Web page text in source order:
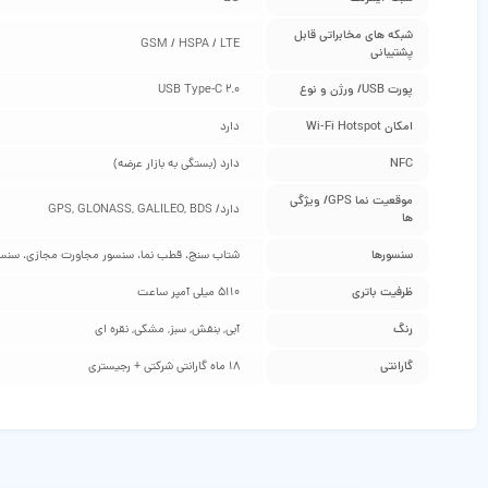
شبکه‌ های مخابراتی قابل
پشتیبانی
GSM / HSPA / LTE
پورت USB/ ورژن و نوع USB Type-C 2.0
امکان Wi-Fi Hotspot دارد
NFC دارد (بستگی به بازار عرضه)
موقعیت‌ نما GPS/ ویژگی‌
ها
دارد/ GPS, GLONASS, GALILEO, BDS
سنسورها شتاب‌ سنج، قطب‌ نما، سنسور مجاورت مجازی،
ظرفیت باتری 5110 میلی‌ آمپر ساعت
رنگ آبی, بنفش, سبز, مشکی, نقره ای
گارانتی 18 ماه گارانتی شرکتی + رجیستری